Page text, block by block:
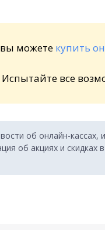
можете купить
Испытайте все
об онлайн-кассах,
об акциях и скидках